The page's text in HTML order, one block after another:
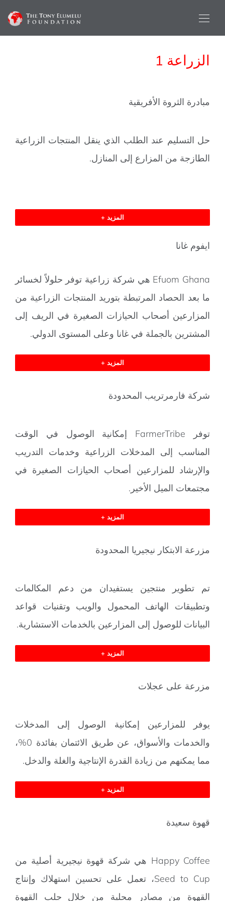
الزراعة 1
مبادرة الثروة الأفريقية
حل التسليم عند الطلب الذي ينقل المنتجات الزراعية
الطازجة من المزارع إلى المنازل.
المزيد +
ايفوم غانا
Efuom Ghana هي شركة زراعية توفر حلولاً لخسائر
ما بعد الحصاد المرتبطة بتوريد المنتجات الزراعية من
المزارعين أصحاب الحيازات الصغيرة في الريف إلى
المشترين بالجملة في غانا وعلى المستوى الدولي.
المزيد +
شركة فارمرتريب المحدودة
توفر FarmerTribe إمكانية الوصول في الوقت
المناسب إلى المدخلات الزراعية وخدمات التدريب
والإرشاد للمزارعين أصحاب الحيازات الصغيرة في
مجتمعات الميل الأخير.
المزيد +
مزرعة الابتكار نيجيريا المحدودة
تم تطوير منتجين يستفيدان من دعم المكالمات
وتطبيقات الهاتف المحمول والويب وتقنيات قواعد
البيانات للوصول إلى المزارعين بالخدمات الاستشارية.
المزيد +
مزرعة على عجلات
يوفر للمزارعين إمكانية الوصول إلى المدخلات
والخدمات والأسواق، عن طريق الائتمان بفائدة 0%،
مما يمكنهم من زيادة القدرة الإنتاجية والغلة والدخل.
المزيد +
قهوة سعيدة
Happy Coffee هي شركة قهوة نيجيرية أصلية من
Seed to Cup، تعمل على تحسين استهلاك وإنتاج
القهوة من مصادر محلية من خلال جلب القهوة